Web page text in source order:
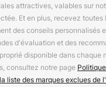
attractives, valables sur
Et en plus, recevez toutes
des conseils personnalisés
d'évaluation et des
disponible dans chaque
consultez notre page
liste des marques exclues de